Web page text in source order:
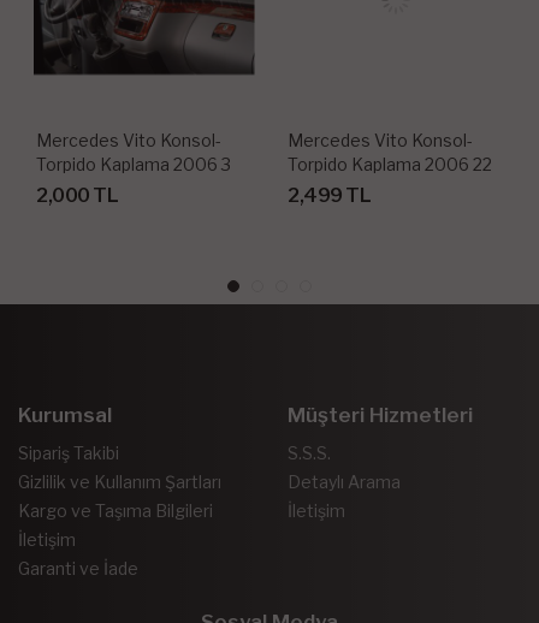
Mercedes Vito Konsol-
Torpido Kaplama 2006 3
Parça
2,000 TL
Mercedes Vito Konsol-
Torpido Kaplama 2006 22
Parça
2,499 TL
Kurumsal
Sipariş Takibi
Gizlilik ve Kullanım Şartları
Kargo ve Taşıma Bilgileri
İletişim
Garanti ve İade
Müşteri Hizmetleri
S.S.S.
Detaylı Arama
İletişim